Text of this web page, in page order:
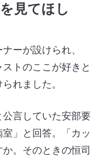
見てほし
ーが設けられ、
ストのここが好きと
れました。
言していた安部要
」と回答。「カッ
。そのときの恒司​​